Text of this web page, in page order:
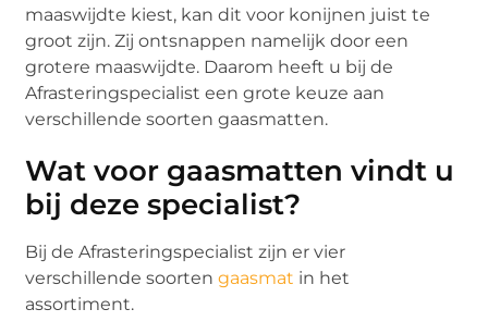
maaswijdte kiest, kan dit voor konijnen juist te
groot zijn. Zij ontsnappen namelijk door een
grotere maaswijdte. Daarom heeft u bij de
Afrasteringspecialist een grote keuze aan
verschillende soorten gaasmatten.
Wat voor gaasmatten vindt u
bij deze specialist?
Bij de Afrasteringspecialist zijn er vier
verschillende soortengaasmat in het
assortiment.